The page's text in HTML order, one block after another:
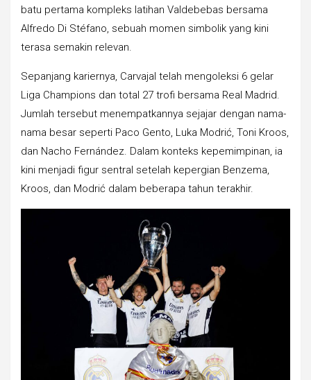
batu pertama kompleks latihan Valdebebas bersama
Alfredo Di Stéfano, sebuah momen simbolik yang kini
terasa semakin relevan.
Sepanjang kariernya, Carvajal telah mengoleksi 6 gelar
Liga Champions dan total 27 trofi bersama Real Madrid.
Jumlah tersebut menempatkannya sejajar dengan nama-
nama besar seperti Paco Gento, Luka Modrić, Toni Kroos,
dan Nacho Fernández. Dalam konteks kepemimpinan, ia
kini menjadi figur sentral setelah kepergian Benzema,
Kroos, dan Modrić dalam beberapa tahun terakhir.